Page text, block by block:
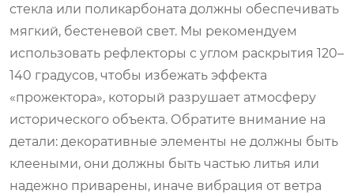
стекла или поликарбоната должны обеспечивать
мягкий, бестеневой свет. Мы рекомендуем
использовать рефлекторы с углом раскрытия 120–
140 градусов, чтобы избежать эффекта
«прожектора», который разрушает атмосферу
исторического объекта. Обратите внимание на
детали: декоративные элементы не должны быть
клееными, они должны быть частью литья или
надежно приварены, иначе вибрация от ветра